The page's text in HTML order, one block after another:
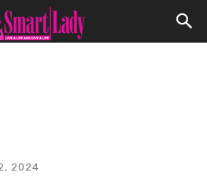
2024